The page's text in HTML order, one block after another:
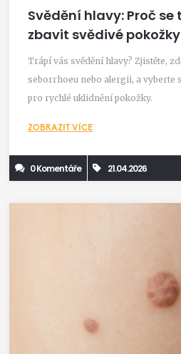
Svědění hlavy: Proč se
zbavit svědivé pokožky
Trápí vás svědění hlavy? Zjistěte,
seborrhoeu nebo alergii, a vyberte
pro rychlé uklidnění pokožky.
ZOBRAZIT VÍCE
0 Komentáře 21.04.2026